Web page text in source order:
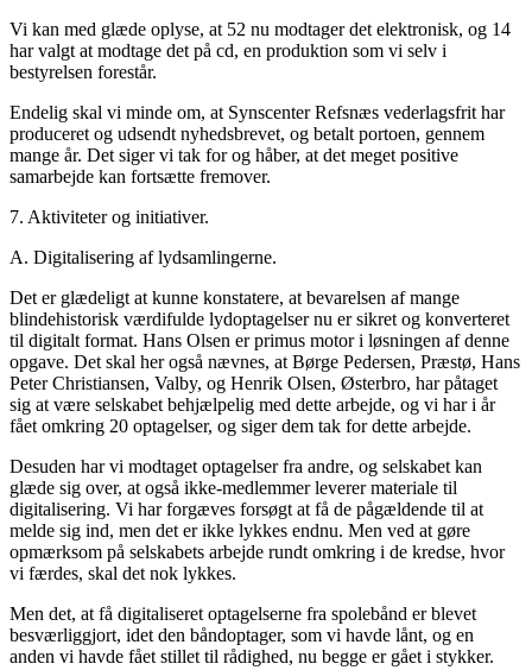
Vi kan med glæde oplyse, at 52 nu modtager det elektronisk, og 14
har valgt at modtage det på cd, en produktion som vi selv i
bestyrelsen forestår.
Endelig skal vi minde om, at Synscenter Refsnæs vederlagsfrit har
produceret og udsendt nyhedsbrevet, og betalt portoen, gennem
mange år. Det siger vi tak for og håber, at det meget positive
samarbejde kan fortsætte fremover.
7. Aktiviteter og initiativer.
A. Digitalisering af lydsamlingerne.
Det er glædeligt at kunne konstatere, at bevarelsen af mange
blindehistorisk værdifulde lydoptagelser nu er sikret og konverteret
til digitalt format. Hans Olsen er primus motor i løsningen af denne
opgave. Det skal her også nævnes, at Børge Pedersen, Præstø, Hans
Peter Christiansen, Valby, og Henrik Olsen, Østerbro, har påtaget
sig at være selskabet behjælpelig med dette arbejde, og vi har i år
fået omkring 20 optagelser, og siger dem tak for dette arbejde.
Desuden har vi modtaget optagelser fra andre, og selskabet kan
glæde sig over, at også ikke-medlemmer leverer materiale til
digitalisering. Vi har forgæves forsøgt at få de pågældende til at
melde sig ind, men det er ikke lykkes endnu. Men ved at gøre
opmærksom på selskabets arbejde rundt omkring i de kredse, hvor
vi færdes, skal det nok lykkes.
Men det, at få digitaliseret optagelserne fra spolebånd er blevet
besværliggjort, idet den båndoptager, som vi havde lånt, og en
anden vi havde fået stillet til rådighed, nu begge er gået i stykker.